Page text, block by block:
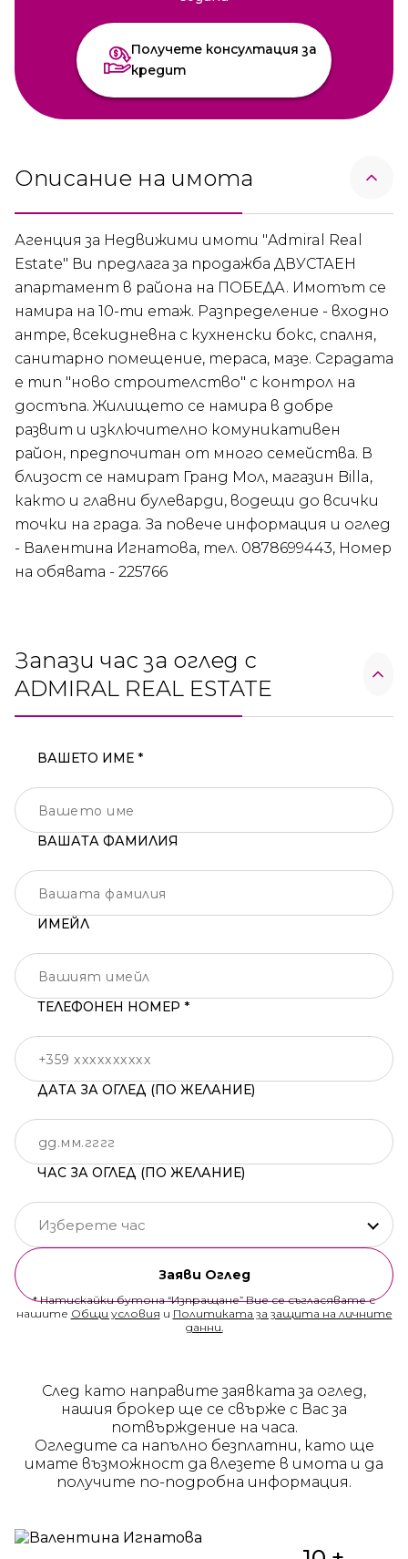
Получете консултация за
кредит
Описание на имота
Агенция за Недвижими имоти "Admiral Real
Estate" Ви предлага за продажба ДВУСТАЕН
апартамент в района на ПОБЕДА. Имотът се
намира на 10-ти етаж. Разпределение - входно
антре, всекидневна с кухненски бокс, спалня,
санитарно помещение, тераса, мазе. Сградата
е тип "ново строителство" с контрол на
достъпа. Жилището се намира в добре
развит и изключително комуникативен
район, предпочитан от много семейства. В
близост се намират Гранд Мол, магазин Billa,
както и главни булеварди, водещи до всички
точки на града. За повече информация и оглед
- Валентина Игнатова, тел. 0878699443, Номер
на обявата - 225766
Запази час за оглед с
ADMIRAL REAL ESTATE
ВАШЕТО ИМЕ *
ВАШАТА ФАМИЛИЯ
ИМЕЙЛ
ТЕЛЕФОНЕН НОМЕР *
ДАТА ЗА ОГЛЕД (ПО ЖЕЛАНИЕ)
ЧАС ЗА ОГЛЕД (ПО ЖЕЛАНИЕ)
Изберете час
Заяви Оглед
* Натискайки бутона “Изпращане” Вие се съгласявате с
нашите Общи условия и Политиката за защита на личните
данни.
След като направите заявката за оглед,
нашия брокер ще се свърже с Вас за
потвърждение на часа.
Огледите са напълно безплатни, като ще
имате възможност да влезете в имота и да
получите по-подробна информация.